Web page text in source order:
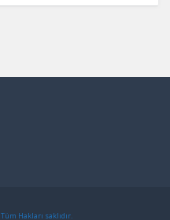
Tüm Hakları saklıdır.